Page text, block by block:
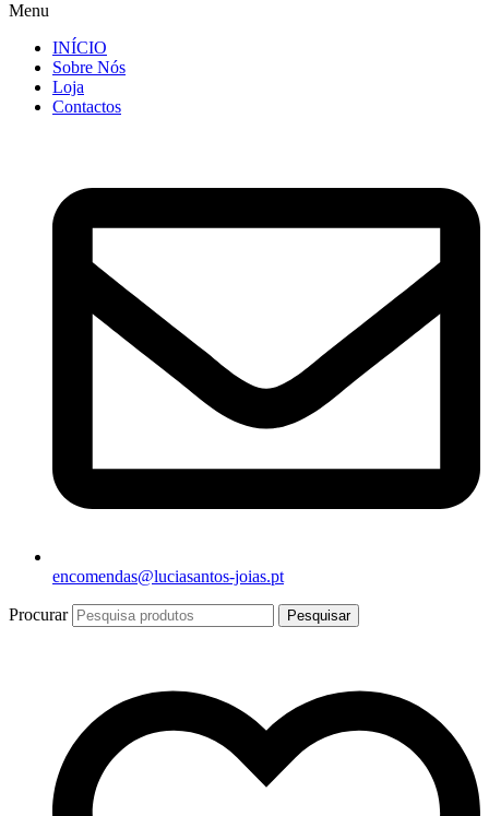
Menu
INÍCIO
Sobre Nós
Loja
Contactos
encomendas@luciasantos-joias.pt
Procurar Pesquisar